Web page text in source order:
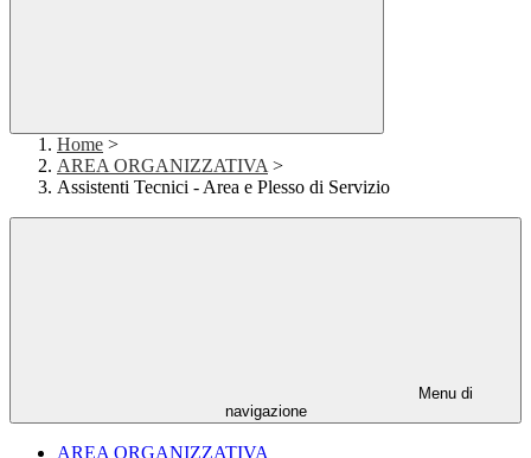
Home >
AREA ORGANIZZATIVA >
Assistenti Tecnici - Area e Plesso di Servizio
Menu di
navigazione
AREA ORGANIZZATIVA